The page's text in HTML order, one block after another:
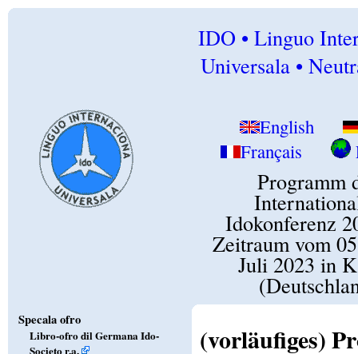
IDO • Linguo
Universala •
English
Français
Programm
Idokonferenz
Zeitraum vom
Juli 2023 in
Specala ofro
Libro-ofro dil Germana Ido-
Societo r.a. (vorläufiges)